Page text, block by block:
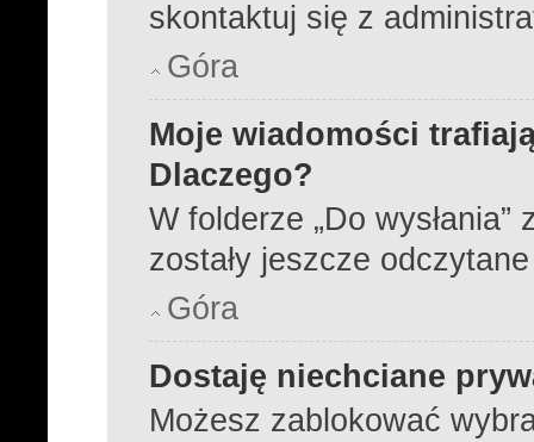
skontaktuj się z
Góra
Moje wiadomości
Dlaczego?
W folderze „Do
zostały jeszcze
Góra
Dostaję niechciane
Możesz zablokować